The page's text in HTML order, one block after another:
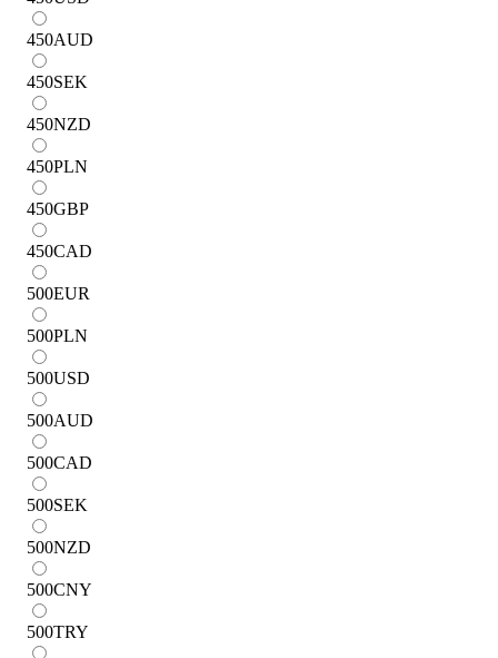
450AUD
450SEK
450NZD
450PLN
450GBP
450CAD
500EUR
500PLN
500USD
500AUD
500CAD
500SEK
500NZD
500CNY
500TRY